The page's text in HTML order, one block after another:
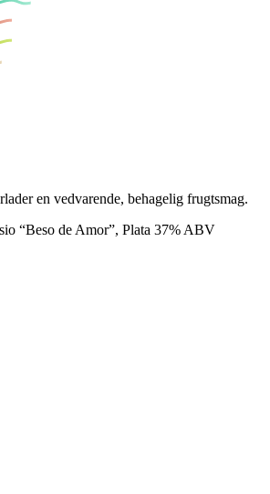
en vedvarende, behagelig frugtsmag.
“Beso de Amor”, Plata 37% ABV